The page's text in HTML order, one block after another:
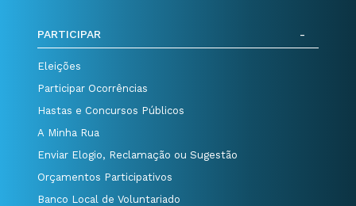
PARTICIPAR
Eleições
Participar Ocorrências
Hastas e Concursos Públicos
A Minha Rua
Enviar Elogio, Reclamação ou Sugestão
Orçamentos Participativos
Banco Local de Voluntariado